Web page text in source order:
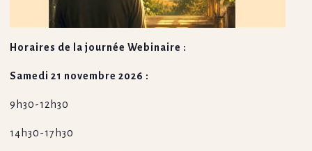
Horaires de la journée Webinaire :
Samedi 21 novembre 2026 :
9h30-12h30
14h30-17h30